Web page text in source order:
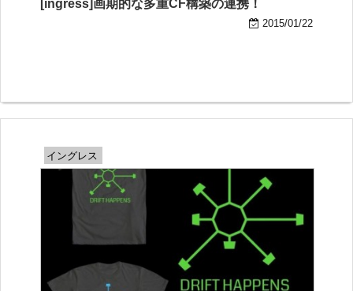
[ingress]画期的な多重CF構築の連携！
2015/01/22
イングレス